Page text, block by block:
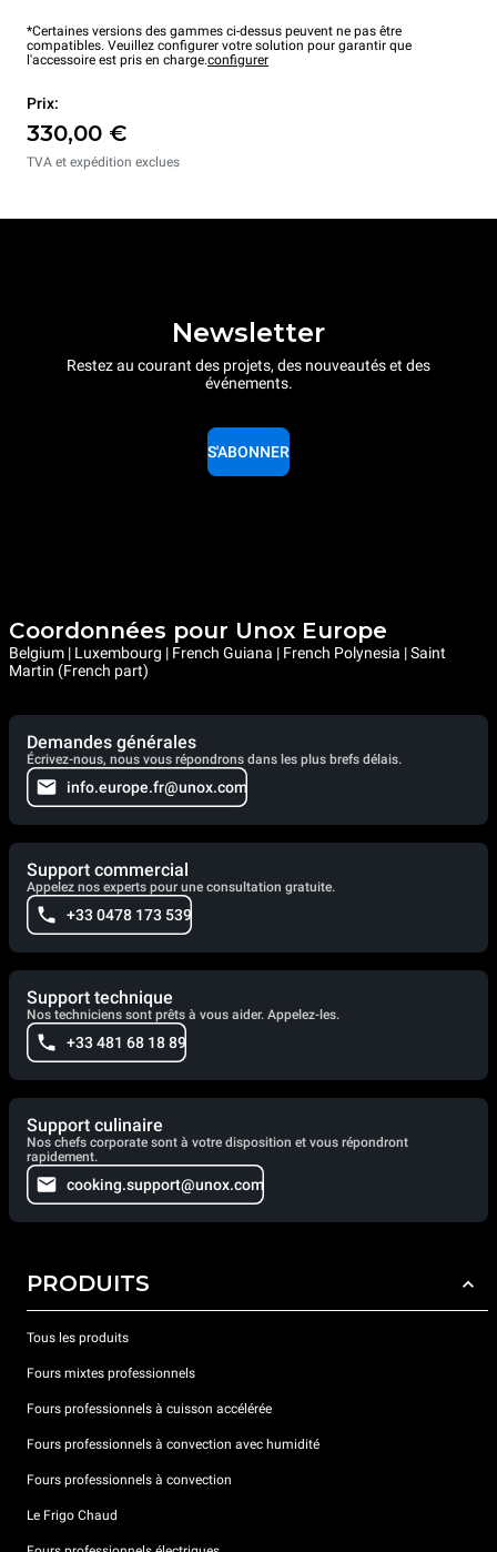
*Certaines versions des gammes ci-dessus peuvent ne pas être
compatibles. Veuillez configurer votre solution pour garantir que
l'accessoire est pris en charge.configurer
Prix:
330,00 €
TVA et expédition exclues
Newsletter
Restez au courant des projets, des nouveautés et des
événements.
S'ABONNER
Coordonnées pour Unox Europe
Belgium | Luxembourg | French Guiana | French Polynesia | Saint
Martin (French part)
Demandes générales
Écrivez-nous, nous vous répondrons dans les plus brefs délais.
info.europe.fr@unox.com
Support commercial
Appelez nos experts pour une consultation gratuite.
+33 0478 173 539
Support technique
Nos techniciens sont prêts à vous aider. Appelez-les.
+33 481 68 18 89
Support culinaire
Nos chefs corporate sont à votre disposition et vous répondront
rapidement.
cooking.support@unox.com
PRODUITS
Tous les produits
Fours mixtes professionnels
Fours professionnels à cuisson accélérée
Fours professionnels à convection avec humidité
Fours professionnels à convection
Le Frigo Chaud